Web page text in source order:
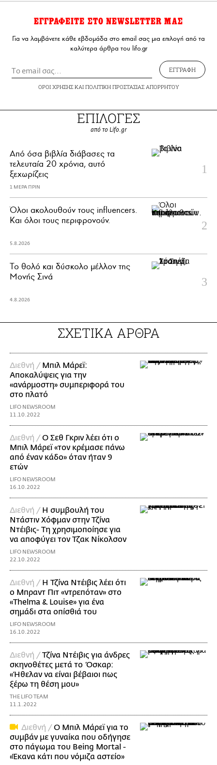
ΕΓΓΡΑΦΕΙΤΕ ΣΤΟ NEWSLETTER ΜΑΣ
Για να λαμβάνετε κάθε εβδομάδα στο email σας μια επιλογή από τα
καλύτερα άρθρα του lifo.gr
ΕΓΓΡΑΦΗ
ΟΡΟΙ ΧΡΗΣΗΣΚΑΙ ΠΟΛΙΤΙΚΗ ΠΡΟΣΤΑΣΙΑΣ ΑΠΟΡΡΗΤΟΥ
ΕΠΙΛΟΓΕΣ
από το Lifo.gr
Από όσα βιβλία διάβασες τα
τελευταία 20 χρόνια, αυτό
ξεχωρίζεις
1 ΜΕΡΑ ΠΡΙΝ
Όλοι ακολουθούν τους influencers.
Και όλοι τους περιφρονούν.
5.8.2026
Το θολό και δύσκολο μέλλον της
Μονής Σινά
4.8.2026
ΣΧΕΤΙΚΑ ΑΡΘΡΑ
Διεθνή / Μπιλ Μάρεϊ:
Αποκαλύψεις για την
«ανάρμοστη» συμπεριφορά του
στο πλατό
LIFO NEWSROOM
11.10.2022
Διεθνή /Ο Σεθ Γκριν λέει ότι ο
Μπιλ Μάρεϊ «τον κρέμασε πάνω
από έναν κάδο» όταν ήταν 9
ετών
LIFO NEWSROOM
16.10.2022
Διεθνή / Η συμβουλή του
Ντάστιν Χόφμαν στην Τζίνα
Ντέιβις- Τη χρησιμοποίησε για
να αποφύγει τον Τζακ Νίκολσον
LIFO NEWSROOM
22.10.2022
Διεθνή / Η Τζίνα Ντέιβις λέει ότι
ο Μπραντ Πιτ «ντρεπόταν» στο
«Thelma & Louise» για ένα
σημάδι στα οπίσθιά του
LIFO NEWSROOM
16.10.2022
Διεθνή /Τζίνα Ντέιβις για άνδρες
σκηνοθέτες μετά το Όσκαρ:
«Ήθελαν να είναι βέβαιοι πως
ξέρω τη θέση μου»
THE LIFO TEAM
11.1.2022
Διεθνή /Ο Μπιλ Μάρεϊ για το
συμβάν με γυναίκα που οδήγησε
στο πάγωμα του Being Mortal -
«Έκανα κάτι που νόμιζα αστείο»